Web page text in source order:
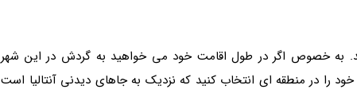
به خصوص اگر در طول اقامت خود می خواهید به گردش در این شهر
را در منطقه ای انتخاب کنید که نزدیک به جاهای دیدنی آنتالیا است